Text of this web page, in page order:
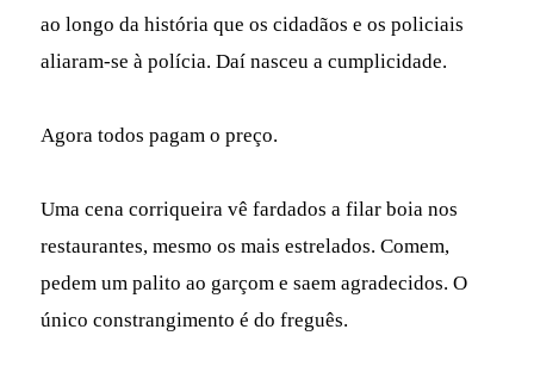
ao longo da história que os cidadãos e os policiais
aliaram-se à polícia. Daí nasceu a cumplicidade.
Agora todos pagam o preço.
Uma cena corriqueira vê fardados a filar boia nos
restaurantes, mesmo os mais estrelados. Comem,
pedem um palito ao garçom e saem agradecidos. O
único constrangimento é do freguês.